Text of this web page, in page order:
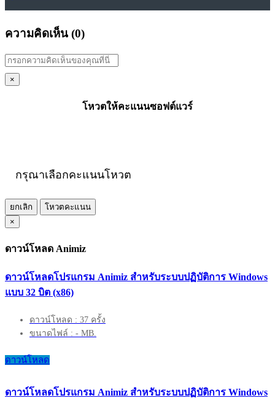
ความคิดเห็น (0)
×
โหวตให้คะแนนซอฟต์แวร์
กรุณาเลือกคะแนนโหวต
ยกเลิก
โหวตคะแนน
×
ดาวน์โหลด Animiz
ดาวน์โหลดโปรแกรม Animiz สำหรับระบบปฏิบัติการ Windows
แบบ 32 บิต (x86)
ดาวน์โหลด : 37 ครั้ง
ขนาดไฟล์ : - MB.
ดาวน์โหลด
ดาวน์โหลดโปรแกรม Animiz สำหรับระบบปฏิบัติการ Windows